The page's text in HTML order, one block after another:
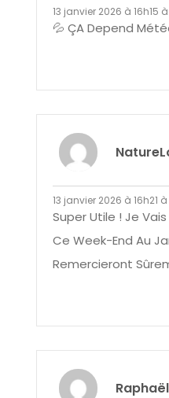
13 janvier 2026 à 16h15 à
💦 ÇA Depend
13 janvier 2026 à 16h21 à
Super Utile ! Je
Ce Week-End Au
Remercieront
Raphaël